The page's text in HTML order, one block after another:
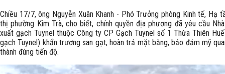
Chiều 17/7, ông Nguyễn Xuân Khanh - Phó Trưởng phòng Kinh tế, Hạ
thị phường Kim Trà, cho biết, chính quyền địa phương đã yêu cầu
xuất gạch Tuynel thuộc Công ty CP Gạch Tuynel số 1 Thừa Thiên
gạch Tuynel) khẩn trương san gạt, hoàn trả mặt bằng, bảo đảm mỹ
thành đúng tiến độ.